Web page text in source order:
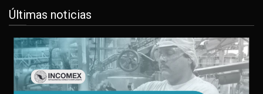
Últimas noticias